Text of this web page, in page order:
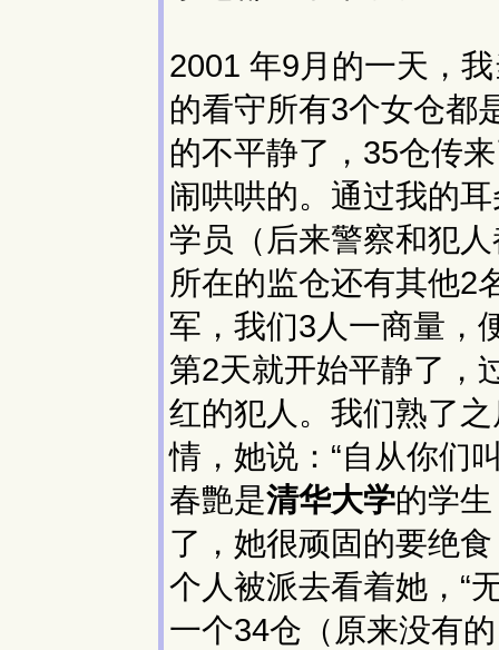
2001 年9月的一天，
的看守所有3个女仓都
的不平静了，35仓传
闹哄哄的。通过我的
学员（后来警察和犯
所在的监仓还有其他2
军，我们3人一商量，
第2天就开始平静了，
红的犯人。我们熟了
情，她说：“自从你们
春艶是清华大学的学
了，她很顽固的要绝
个人被派去看着她，“
一个34仓（原来没有